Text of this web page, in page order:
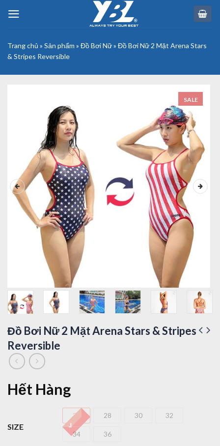
Trang chủ » Sản phẩm » Đồ Bơi Nữ» Đồ Bơi Nữ 2 Mặt Arena Stars
& Stripes Reversible
SALE
Đồ Bơi Nữ 2 Mặt Arena Stars & Stripes
Reversible
Hết Hàng
SIZE
26 28
28 30
30 32
32
34
34 36
36